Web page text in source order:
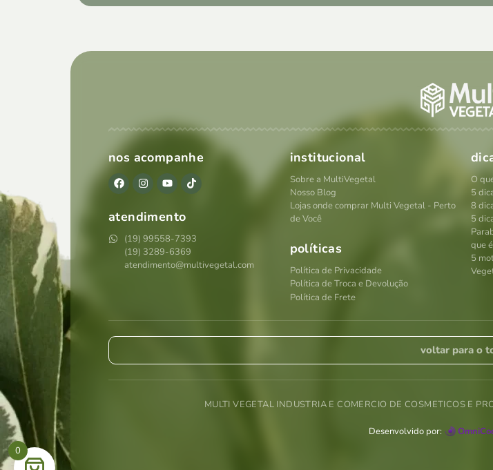
nos acompanhe
atendimento
(19) 99558-7393
(19) 3289-6369
atendimento@multivegetal.com
institucional
Sobre a MultiVegetal
Nosso Blog
Lojas onde comprar Multi Vegetal - Perto
de Você
políticas
Política de Privacidade
Política de Troca e Devolução
Política de Frete
O
5
8
5
que
5
voltar para o
MULTI VEGETAL INDUSTRIA E COMERCIO DE COSMETICOS E
Desenvolvido por:
0